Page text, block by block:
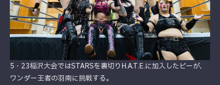
5・23稲沢大会ではSTARSを裏切りH.A.T.E.に加入したビーが、
ワンダー王者の羽南に挑戦する。